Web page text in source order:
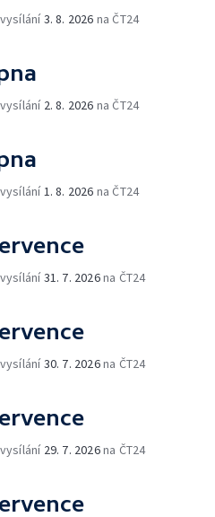
3. 8. 2026 na ČT24
2. 8. 2026 na ČT24
1. 8. 2026 na ČT24
31. 7. 2026na ČT24
30. 7. 2026na ČT24
29. 7. 2026na ČT24